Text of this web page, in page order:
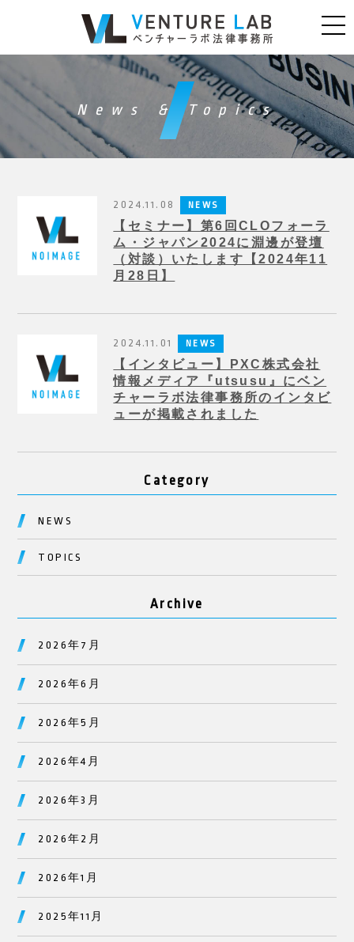
News & Topics
2024.11.08 NEWS
【セミナー】第6回CLOフォーラ
ム・ジャパン2024に淵邊が登壇
（対談）いたします【2024年11
月28日】
2024.11.01 NEWS
【インタビュー】PXC株式会社
情報メディア『utsusu』にベン
チャーラボ法律事務所のインタビ
ューが掲載されました
Category
NEWS
TOPICS
Archive
2026年7月
2026年6月
2026年5月
2026年4月
2026年3月
2026年2月
2026年1月
2025年11月